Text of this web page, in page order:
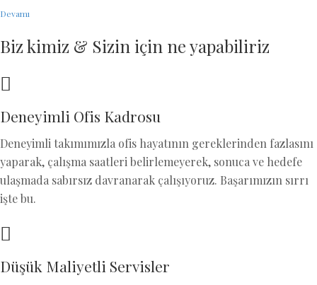
Devamı
Biz kimiz & Sizin için ne yapabiliriz
Deneyimli Ofis Kadrosu
Deneyimli takımımızla ofis hayatının gereklerinden fazlasını
yaparak, çalışma saatleri belirlemeyerek, sonuca ve hedefe
ulaşmada sabırsız davranarak çalışıyoruz. Başarımızın sırrı
işte bu.
Düşük Maliyetli Servisler